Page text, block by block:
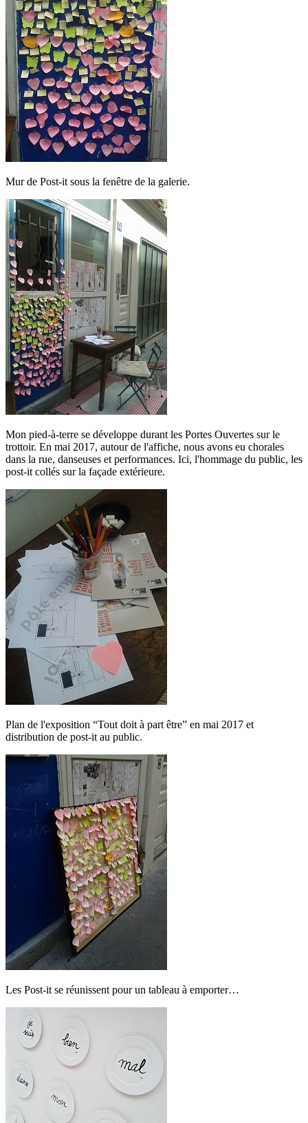
Mur de Post-it sous la fenêtre de la galerie.
Mon pied-à-terre se développe durant les Portes Ouvertes sur le
trottoir. En mai 2017, autour de l'affiche, nous avons eu chorales
dans la rue, danseuses et performances. Ici, l'hommage du public, les
post-it collés sur la façade extérieure.
Plan de l'exposition “Tout doit à part être” en mai 2017 et
distribution de post-it au public.
Les Post-it se réunissent pour un tableau à emporter…